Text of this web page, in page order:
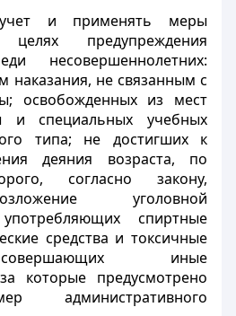
и применять меры
предупреждения
несовершеннолетних:
наказания, не связанным с
освобожденных из мест
и специальных учебных
типа; не достигших к
деяния возраста, по
согласно закону,
уголовной
употребляющих спиртные
средства и токсичные
иные
которые предусмотрено
административного